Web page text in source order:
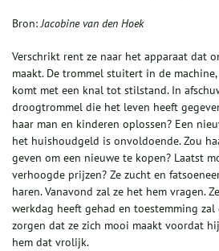
Bron:Jacobine van den Hoek
Verschrikt rent ze naar het apparaat dat
maakt. De trommel stuitert in de
komt met een knal tot stilstand. In
droogtrommel die het leven heeft
haar man en kinderen oplossen? Een
het huishoudgeld is onvoldoende. Zou
geven om een nieuwe te kopen? Laatst
verhoogde prijzen? Ze zucht en
haren. Vanavond zal ze het hem vragen.
werkdag heeft gehad en toestemming zal
zorgen dat ze zich mooi maakt voordat
hem dat vrolijk.